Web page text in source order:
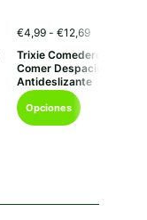
€4,99 - €12,69Rango
precios:
desde
€4,99
Trixie Comedero Plástico
Comer Despacio
Antideslizante
Opciones
Este
producto
opciones